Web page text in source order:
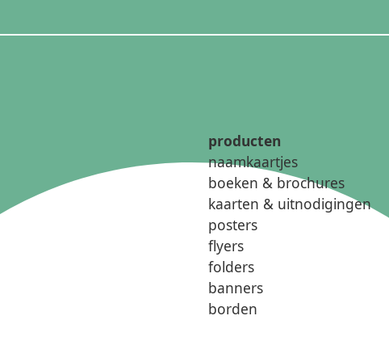
producten
naamkaartjes
boeken & brochures
kaarten & uitnodigingen
posters
flyers
folders
banners
borden